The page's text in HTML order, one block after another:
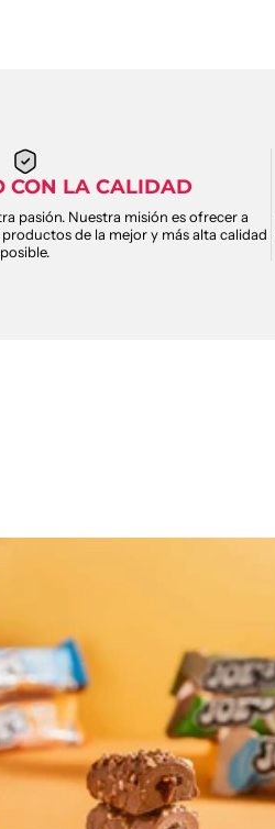
CON LA CALIDAD
pasión. Nuestra misión es ofrecer a
de la mejor y más alta calidad
posible.